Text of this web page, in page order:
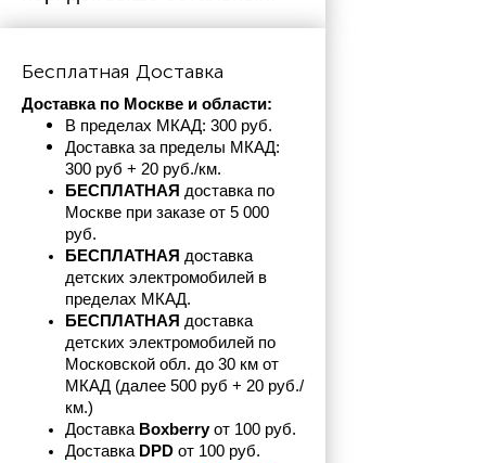
Бесплатная Доставка
Доставка по Москве и области:
В пределах МКАД: 300 руб.
Доставка за пределы МКАД:
300 руб + 20 руб./км.
БЕСПЛАТНАЯ доставка по
Москве при заказе от 5 000
руб.
БЕСПЛАТНАЯ доставка
детских электромобилей в
пределах МКАД.
БЕСПЛАТНАЯ доставка
детских электромобилей по
Московской обл. до 30 км от
МКАД (далее 500 руб + 20 руб./
км.)
Доставка Boxberry от 100 руб.
Доставка DPD от 100 руб.